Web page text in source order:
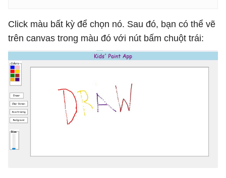
Click màu bất kỳ để chọn nó. Sau đó, bạn có thể vẽ
trên canvas trong màu đó với nút bấm chuột trái: